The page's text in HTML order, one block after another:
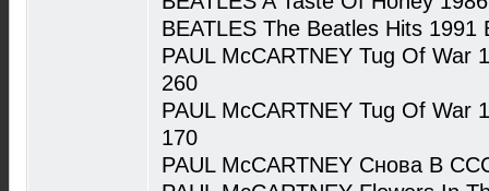
BEATLES The Beatles Hits 1991
PAUL McCARTNEY Tug Of War
260
PAUL McCARTNEY Tug Of War
170
PAUL McCARTNEY Снова В